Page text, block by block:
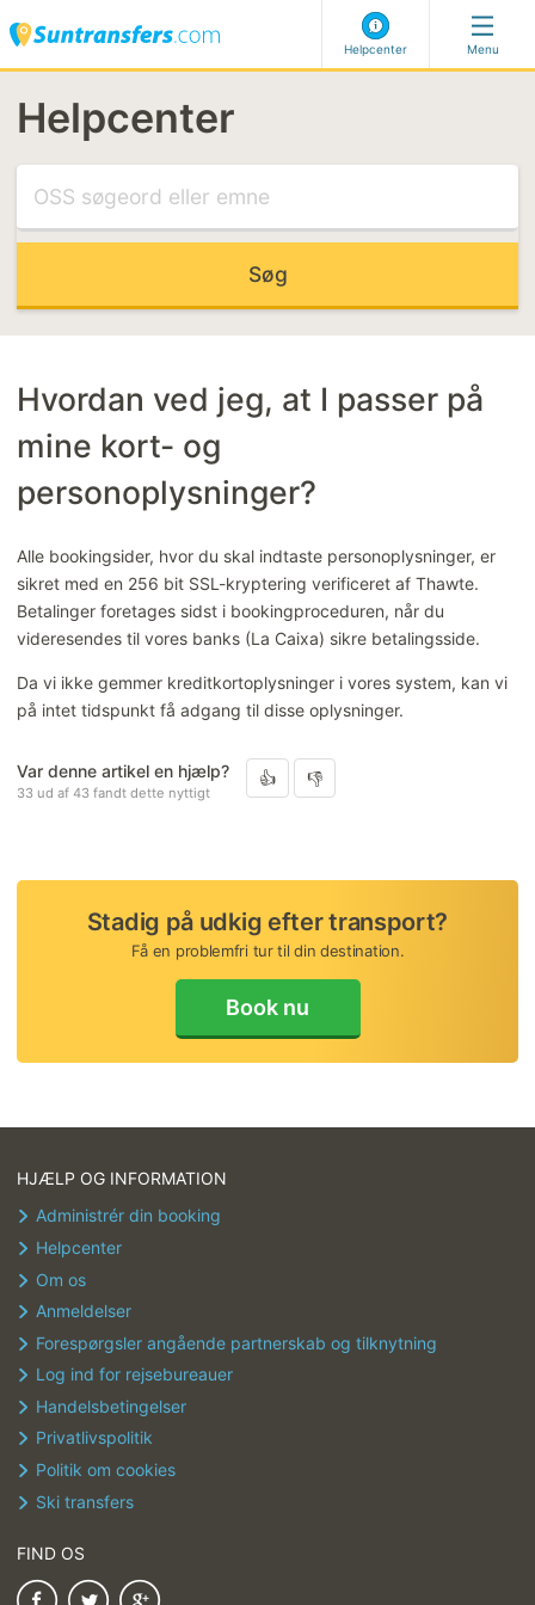
Helpcenter
Gå til vores Helpcenter
MEST RELEVANTE ARTIKLER
Forsinket fly
MEST RELEVANTE KATEGORIER
Sådan booker du
Sådan ændrer eller annullerer du din booking
Betaling/Tilbagebetaling
Menu
Helpcenter
Hvordan ved jeg, at I passer på
mine kort- og
personoplysninger?
Alle bookingsider, hvor du skal indtaste personoplysninger, er
sikret med en 256 bit SSL-kryptering verificeret af Thawte.
Betalinger foretages sidst i bookingproceduren, når du
videresendes til vores banks (La Caixa) sikre betalingsside.
Da vi ikke gemmer kreditkortoplysninger i vores system, kan vi
på intet tidspunkt få adgang til disse oplysninger.
Var denne artikel en hjælp?
33 ud af 43 fandt dette nyttigt
Stadig på udkig efter transport?
Få en problemfri tur til din destination.
Book nu
HJÆLP OG INFORMATION
Administrér din booking
Helpcenter
Om os
Anmeldelser
Forespørgsler angående partnerskab og tilknytning
Log ind for rejsebureauer
Handelsbetingelser
Privatlivspolitik
Politik om cookies
Ski transfers
FIND OS